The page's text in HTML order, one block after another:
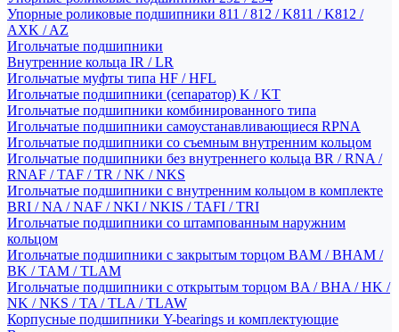
Упорные роликовые подшипники 811 / 812 / K811 / K812 /
AXK / AZ
Игольчатые подшипники
Внутренние кольца IR / LR
Игольчатые муфты типа HF / HFL
Игольчатые подшипники (сепаратор) K / KT
Игольчатые подшипники комбинированного типа
Игольчатые подшипники самоустанавливающиеся RPNA
Игольчатые подшипники со съемным внутренним кольцом
Игольчатые подшипники без внутреннего кольца BR / RNA /
RNAF / TAF / TR / NK / NKS
Игольчатые подшипники с внутренним кольцом в комплекте
BRI / NA / NAF / NKI / NKIS / TAFI / TRI
Игольчатые подшипники со штампованным наружним
кольцом
Игольчатые подшипники с закрытым торцом BAM / BHAM /
BK / TAM / TLAM
Игольчатые подшипники с открытым торцом BA / BHA / HK /
NK / NKS / TA / TLA / TLAW
Корпусные подшипники Y-bearings и комплектующие